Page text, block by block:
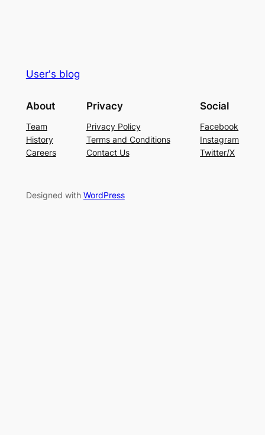
User's blog
About
Team
History
Careers
Privacy
Privacy Policy
Terms and Conditions
Contact Us
Social
Facebook
Instagram
Twitter/X
Designed with WordPress